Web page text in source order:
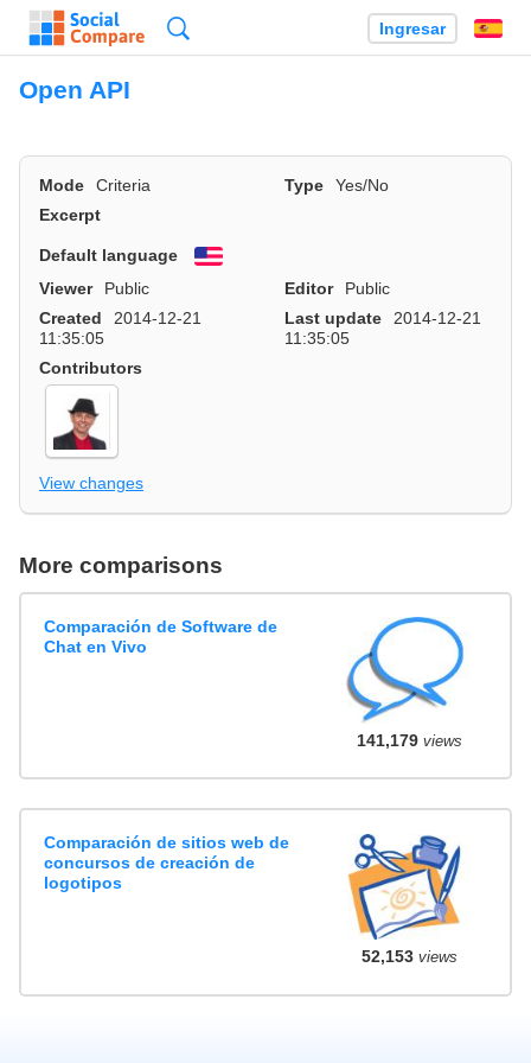
Ingresar
Open API
Mode Criteria Type
Yes/No
Excerpt
Default language
English
Viewer
Public Editor
Public
Created
2014-12-21
11:35:05
Last update
2014-12-21
11:35:05
Contributors
View changes
More comparisons
Comparación de Software de
Chat en Vivo
141,179views
Comparación de sitios web de
concursos de creación de
logotipos
52,153views